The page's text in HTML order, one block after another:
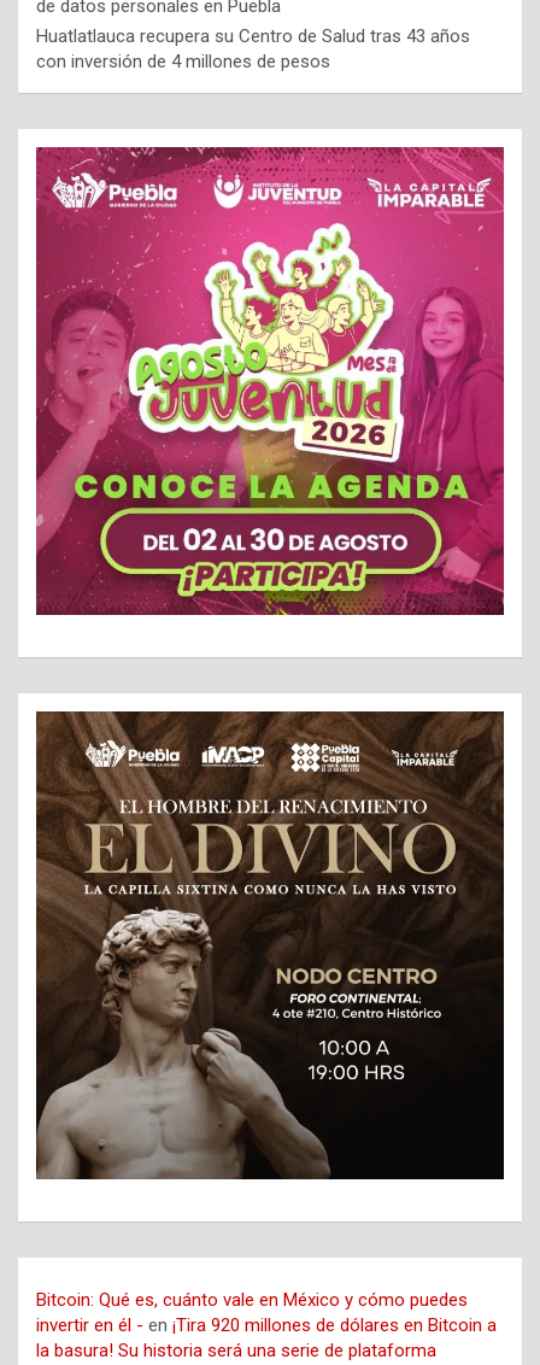
de datos personales en Puebla
Huatlatlauca recupera su Centro de Salud tras 43 años
con inversión de 4 millones de pesos
Bitcoin: Qué es, cuánto vale en México y cómo puedes
invertir en él - en ¡Tira 920 millones de dólares en Bitcoin a
la basura! Su historia será una serie de plataforma